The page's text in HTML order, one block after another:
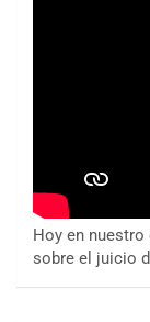
Hoy en
sobre el juicio